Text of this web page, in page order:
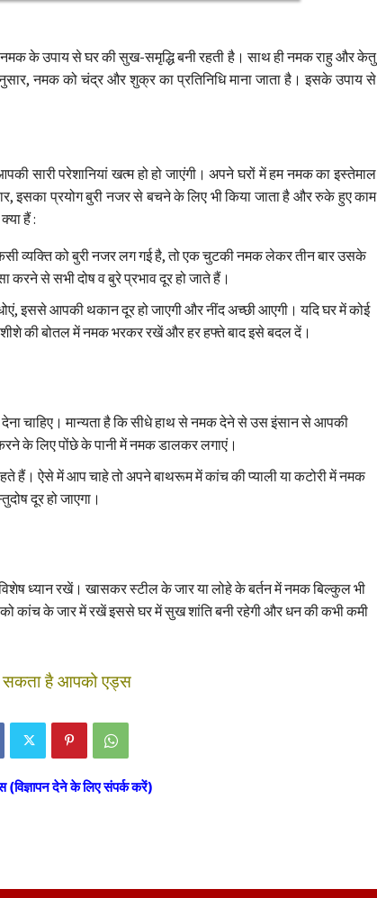
के उपाय से घर की सुख-समृद्धि बनी रहती है। साथ ही नमक राहु और केतु
नमक को चंद्र और शुक्र का प्रतिनिधि माना जाता है। इसके उपाय से
सारी परेशानियां खत्म हो हो जाएंगी। अपने घरों में हम नमक का इस्तेमाल
इसका प्रयोग बुरी नजर से बचने के लिए भी किया जाता है और रुके हुए काम
हैं :
व्यक्ति को बुरी नजर लग गई है, तो एक चुटकी नमक लेकर तीन बार उसके
से सभी दोष व बुरे प्रभाव दूर हो जाते हैं।
इससे आपकी थकान दूर हो जाएगी और नींद अच्छी आएगी। यदि घर में कोई
की बोतल में नमक भरकर रखें और हर हफ्ते बाद इसे बदल दें।
चाहिए। मान्यता है कि सीधे हाथ से नमक देने से उस इंसान से आपकी
के लिए पोंछे के पानी में नमक डालकर लगाएं।
हैं। ऐसे में आप चाहे तो अपने बाथरूम में कांच की प्याली या कटोरी में नमक
दूर हो जाएगा।
ध्यान रखें। खासकर स्टील के जार या लोहे के बर्तन में नमक बिल्कुल भी
कांच के जार में रखें इससे घर में सुख शांति बनी रहेगी और धन की कभी कमी
सकता है आपको एड्स
(विज्ञापन देने के लिए संपर्क करें)